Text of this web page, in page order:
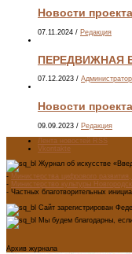
Новости
07.11.2024 / Редакция
ПЕРЕДВИЖНАЯ
07.12.2023 / Администратор
Новости
09.09.2023 / Редакция
Лента новостей RSS
Vkontakte
Журнал об искусстве
- Министерства цифрового
- Министерство культуры
- Частных благотворительных
Сайт зарегистрирован
Мы будем благодарны,
Архив журнала